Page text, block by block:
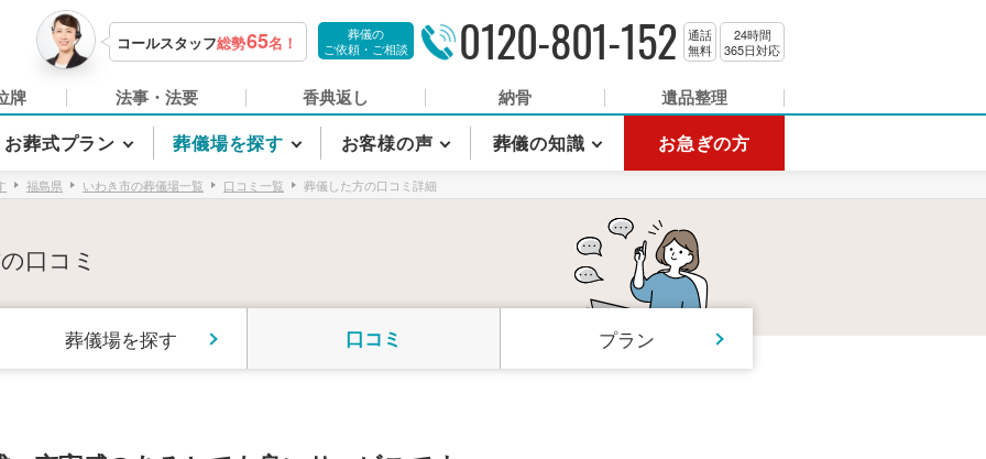
コールスタッフ総勢65名！
葬儀の
ご依頼・ご相談
0120-801-152
通話
無料
24時間
365日対応
牌 法事・法要 香典返し 納骨 遺品整理
お葬式プラン 葬儀場を探す お客様の声 葬儀の知識 お急ぎの方
福島県 いわき市の葬儀場一覧 口コミ一覧 葬儀した方の口コミ詳細
口コミ
葬儀場を探す 口コミ プラン